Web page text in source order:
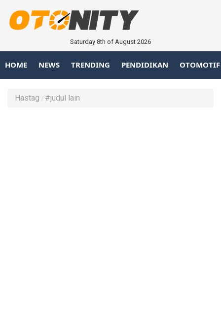
Saturday 8th of August 2026
HOME NEWS TRENDING PENDIDIKAN OTOMOTIF
Hastag #judul lain